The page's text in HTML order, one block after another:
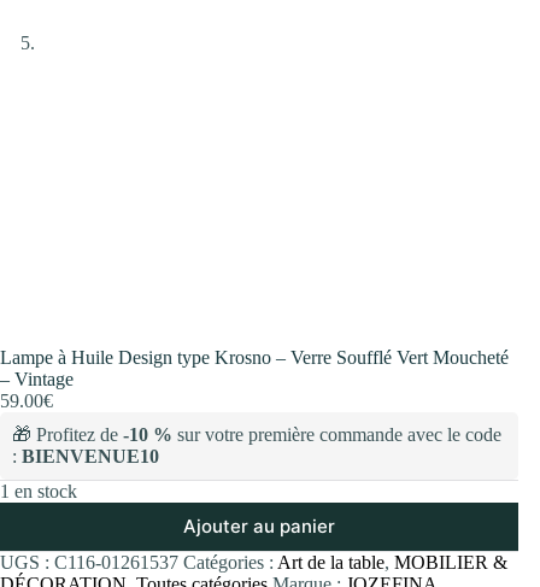
Lampe à Huile Design type Krosno – Verre Soufflé Vert Moucheté
– Vintage
59.00€
🎁 Profitez de -10 % sur votre première commande avec le code
: BIENVENUE10
1 en stock
Ajouter au panier
UGS : C116-01261537 Catégories : Art de la table, MOBILIER &